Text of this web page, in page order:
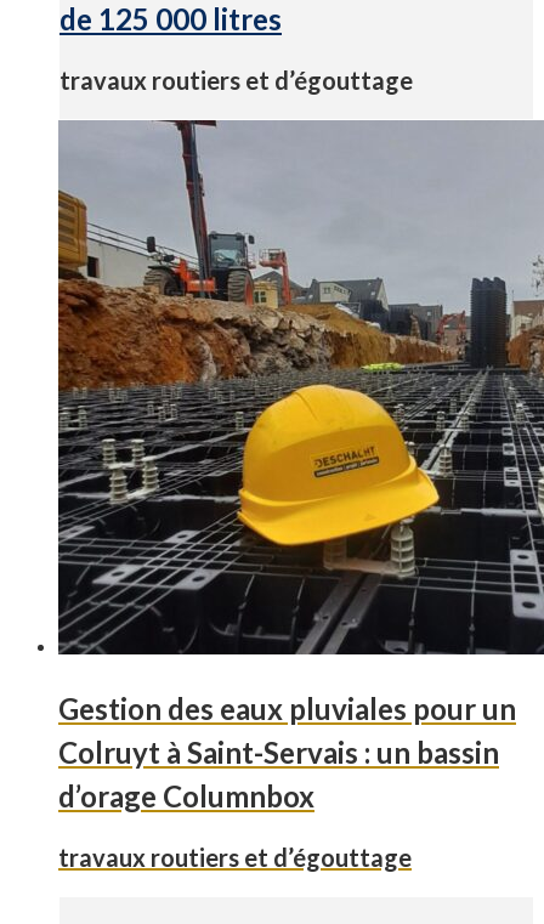
de 125 000 litres
travaux routiers et d’égouttage
Gestion des eaux pluviales pour un
Colruyt à Saint-Servais : un bassin
d’orage Columnbox
travaux routiers et d’égouttage